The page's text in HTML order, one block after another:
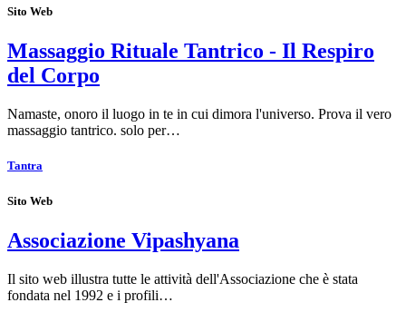
Sito Web
Massaggio Rituale Tantrico - Il Respiro
del Corpo
Namaste, onoro il luogo in te in cui dimora l'universo. Prova il vero
massaggio tantrico. solo per…
Tantra
Sito Web
Associazione Vipashyana
Il sito web illustra tutte le attività dell'Associazione che è stata
fondata nel 1992 e i profili…